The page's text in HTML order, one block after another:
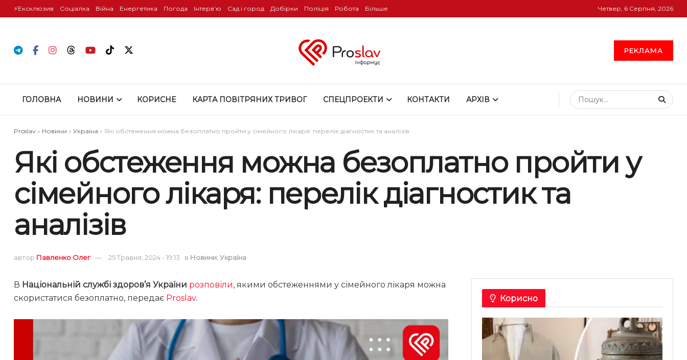
⚡️Ексклюзив Соціалка Війна Енергетика Погода Інтервʼю Сад і город Добірки Поліція Робота Більше Четвер, 6 Серпня, 2026
РЕКЛАМА
ГОЛОВНА НОВИНИ КОРИСНЕ КАРТА ПОВІТРЯНИХ ТРИВОГ СПЕЦПРОЕКТИ КОНТАКТИ АРХІВ
Proslav » Новини » Україна » Які обстеження можна безоплатно пройти у сімейного лікаря: перелік діагностик та аналізів
Які обстеження можна безоплатно пройти у
сімейного лікаря: перелік діагностик та
аналізів
автор Павленко Олег 25 Травня, 2024 - 19:13 в Новини, Україна
В Національній службі здоров’я України розповіли, якими обстеженнями у сімейного лікаря можна
скористатися безоплатно, передає Proslav. Корисно